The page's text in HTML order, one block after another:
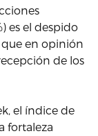
es el despido
que en opinión
de los
el índice de
fortaleza